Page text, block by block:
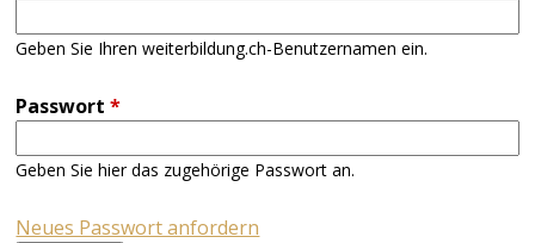
Geben Sie Ihren weiterbildung.ch-Benutzernamen ein.
Passwort*
Geben Sie hier das zugehörige Passwort an.
Neues Passwort anfordern